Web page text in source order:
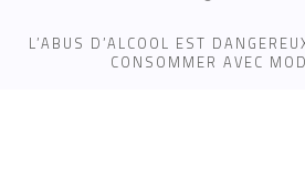
L’ABUS D’ALCOOL EST
CONSOMMER AVEC